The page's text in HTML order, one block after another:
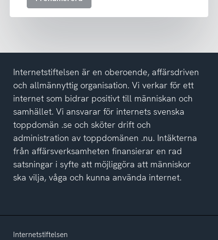
del
av
integritetspolicyn
Internetstiftelsen är en oberoende, affärsdriven
och allmännyttig organisation. Vi verkar för ett
internet som bidrar positivt till människan och
samhället. Vi ansvarar för internets svenska
toppdomän .se och sköter drift och
administration av toppdomänen .nu. Intäkterna
från affärsverksamheten finansierar en rad
satsningar i syfte att möjliggöra att människor
ska vilja, våga och kunna använda internet.
Internetstiftelsen